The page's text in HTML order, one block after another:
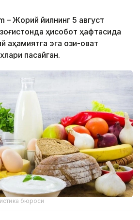
– Жорий йилнинг 5 август
ҳисобот ҳафтасида
аҳамиятга эга озиқ-овқат
пасайган.
бюроси